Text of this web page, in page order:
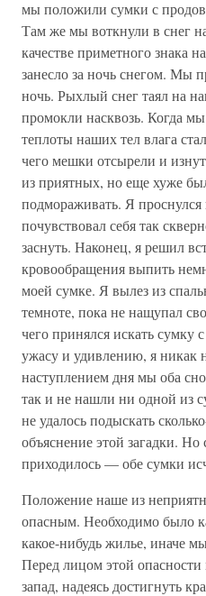
мы положили сумки с
Там же мы воткнули в снег
качестве приметного знака
занесло за ночь снегом. Мы
ночь. Рыхлый снег таял на
промокли насквозь. Когда
теплоты наших тел влага
чего мешки отсырели и
из приятных, но еще хуже
подмораживать. Я
почувствовал себя так
заснуть. Наконец, я решил
кровообращения выпить
моей сумке. Я вылез из
темноте, пока не нащупал
чего принялся искать сумку
ужасу и удивлению, я никак
наступлением дня мы оба
так и не нашли ни одной из
не удалось подыскать
объяснение этой загадки.
приходилось — обе сумки
Положение наше из
опасным. Необходимо было
какое-нибудь жилье, иначе
Перед лицом этой
запад, надеясь достигнуть